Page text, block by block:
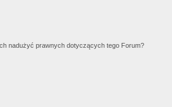
nadużyć prawnych dotyczących tego Forum?